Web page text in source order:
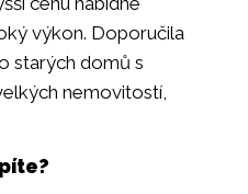
výkon. Doporučila
starých domů s
nemovitostí,